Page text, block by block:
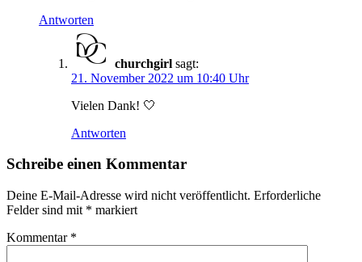
Antworten
churchgirl sagt:
21. November 2022 um 10:40 Uhr
Vielen Dank! 🤍
Antworten
Schreibe einen Kommentar
Deine E-Mail-Adresse wird nicht veröffentlicht. Erforderliche
Felder sind mit * markiert
Kommentar *